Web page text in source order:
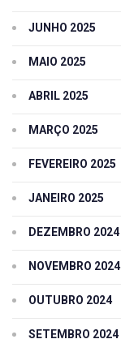
JUNHO 2025
MAIO 2025
ABRIL 2025
MARÇO 2025
FEVEREIRO 2025
JANEIRO 2025
DEZEMBRO 2024
NOVEMBRO 2024
OUTUBRO 2024
SETEMBRO 2024